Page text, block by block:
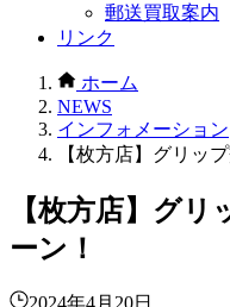
郵送買取案内
リンク
ホーム
NEWS
インフォメーション
【枚方店】グリッ
【枚方店】グ
ーン！